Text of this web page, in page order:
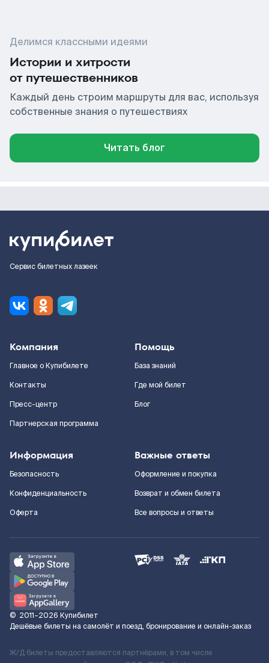
Делимся классными идеями
Истории и хитрости
от путешественников
Каждый день строим маршруты для вас, используя
собственные знания о путешествиях
Читать блог
Сервис билетных лазеек
Компания
Главное о Купибилете
Контакты
Пресс-центр
Партнерская программа
Помощь
База знаний
Где мой билет
Блог
Информация
Безопасность
Конфиденциальность
Оферта
Важные ответы
Оформление и покупка
Возврат и обмен билета
Все вопросы и ответы
© 2011–2026 Купибилет
Дешёвые билеты на самолёт и поезд, бронирование и онлайн-заказ
Ж/Д билеты предоставляются партнёрами, в том числе